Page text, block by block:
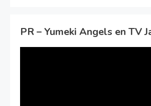
PR – Yumeki Angels en TV